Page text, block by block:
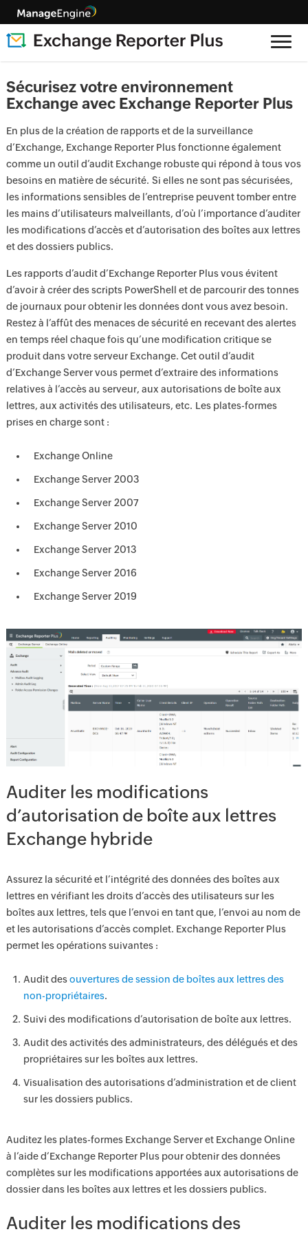
Sécurisez votre environnement
Exchange avec Exchange Reporter Plus
En plus de la création de rapports et de la surveillance
d’Exchange, Exchange Reporter Plus fonctionne également
comme un outil d’audit Exchange robuste qui répond à tous vos
besoins en matière de sécurité. Si elles ne sont pas sécurisées,
les informations sensibles de l’entreprise peuvent tomber entre
les mains d’utilisateurs malveillants, d’où l’importance d’auditer
les modifications d’accès et d’autorisation des boîtes aux lettres
et des dossiers publics.
Les rapports d’audit d’Exchange Reporter Plus vous évitent
d’avoir à créer des scripts PowerShell et de parcourir des tonnes
de journaux pour obtenir les données dont vous avez besoin.
Restez à l’affût des menaces de sécurité en recevant des alertes
en temps réel chaque fois qu’une modification critique se
produit dans votre serveur Exchange. Cet outil d’audit
d’Exchange Server vous permet d’extraire des informations
relatives à l’accès au serveur, aux autorisations de boîte aux
lettres, aux activités des utilisateurs, etc. Les plates-formes
prises en charge sont :
Exchange Online
Exchange Server 2003
Exchange Server 2007
Exchange Server 2010
Exchange Server 2013
Exchange Server 2016
Exchange Server 2019
Auditer les modifications
d’autorisation de boîte aux lettres
Exchange hybride
Assurez la sécurité et l’intégrité des données des boîtes aux
lettres en vérifiant les droits d’accès des utilisateurs sur les
boîtes aux lettres, tels que l’envoi en tant que, l’envoi au nom de
et les autorisations d’accès complet. Exchange Reporter Plus
permet les opérations suivantes :
Audit desouvertures de session de boîtes aux lettres des
non-propriétaires.
Suivi des modifications d’autorisation de boîte aux lettres.
Audit des activités des administrateurs, des délégués et des
propriétaires sur les boîtes aux lettres.
Visualisation des autorisations d’administration et de client
sur les dossiers publics.
Auditez les plates-formes Exchange Server et Exchange Online
à l’aide d’Exchange Reporter Plus pour obtenir des données
complètes sur les modifications apportées aux autorisations de
dossier dans les boîtes aux lettres et les dossiers publics.
Auditer les modifications des